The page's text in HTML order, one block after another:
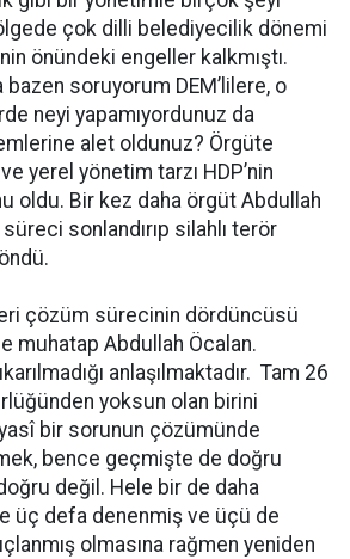
çok dilli belediyecilik dönemi
önündeki engeller kalkmıştı.
bazen soruyorum DEM’lilere, o
neyi yapamıyordunuz da
alet oldunuz? Örgüte
yerel yönetim tarzı HDP’nin
oldu. Bir kez daha örgüt Abdullah
süreci sonlandırıp silahlı terör
çözüm sürecinin dördüncüsü
muhatap Abdullah Öcalan.
anlaşılmaktadır. Tam 26
yoksun olan birini
bir sorunun çözümünde
bence geçmişte de doğru
değil. Hele bir de daha
üç defa denenmiş ve üçü de
olmasına rağmen yeniden